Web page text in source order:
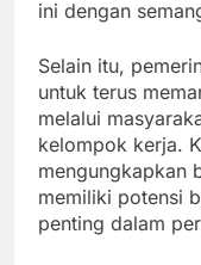
ini dengan
Selain itu,
untuk terus
melalui
kelompok kerja.
mengungkapkan
memiliki potensi
penting dalam